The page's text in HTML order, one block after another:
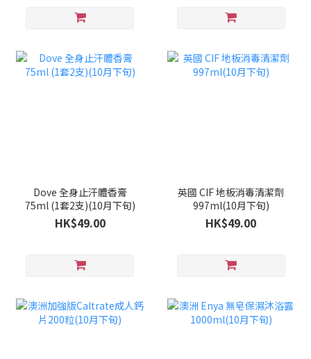
Dove 全身止汗體香膏
75ml (1套2支)(10月下旬)
HK$49.00
英國 CIF 地板消毒清潔劑
997ml(10月下旬)
HK$49.00